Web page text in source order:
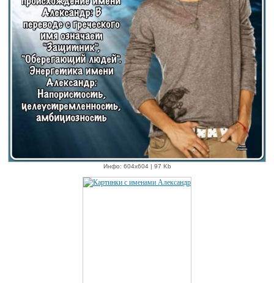
Инфо: 604х604 | 97 Kb